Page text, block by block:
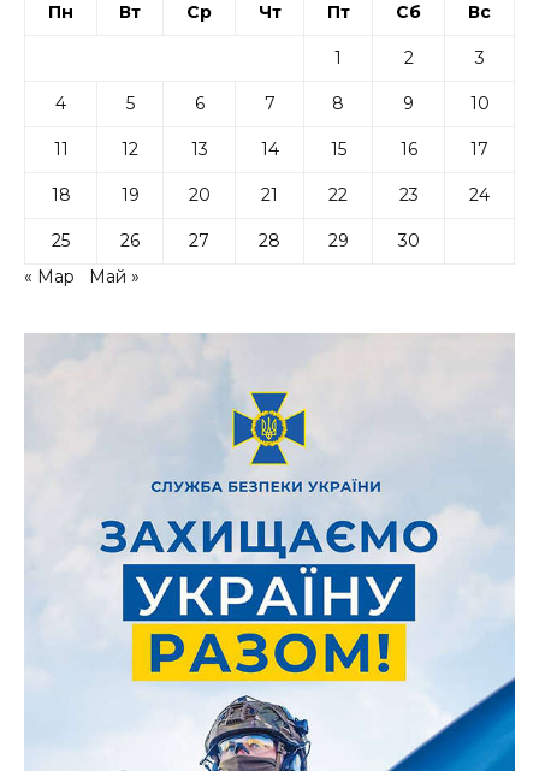
Пн Вт Ср Чт Пт Сб Вс
1 2 3
4 5 6 7 8 9 10
11 12 13 14 15 16 17
18 19 20 21 22 23 24
25 26 27 28 29
30
« Мар
Май »